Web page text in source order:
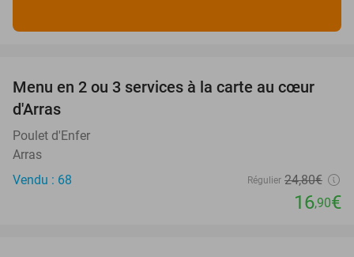
32%
Menu en 2 ou 3 services à la carte au cœur
d'Arras
Poulet d'Enfer
Arras
Vendu : 68
Régulier 24,80€
16,90€